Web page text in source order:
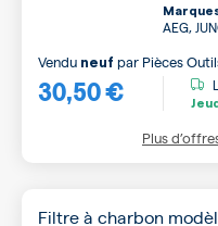
AEG,
30,50 €
Vendu neuf par Pièces
Plus
Filtre à charbon